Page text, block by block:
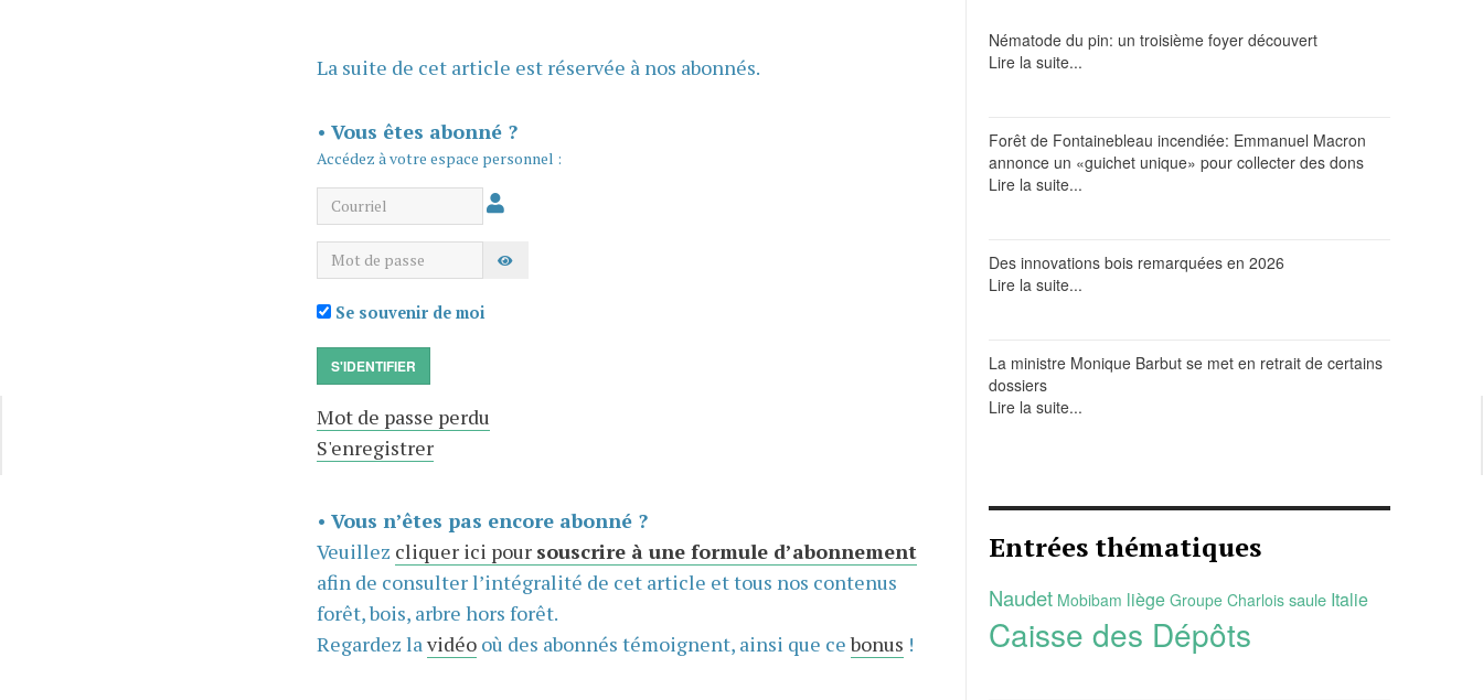
La suite de cet article est réservée à nos abonnés.
• Vous êtes abonné ?
Accédez à votre espace personnel :
Courriel
Mot de passe AFFICHER LE MOT DE PASSE
Se souvenir de moi
S'IDENTIFIER
Mot de passe perdu
S'enregistrer
• Vous n’êtes pas encore abonné ?
Veuillez cliquer ici pour souscrire à une formule d’abonnement
afin de consulter l’intégralité de cet article et tous nos contenus
forêt, bois, arbre hors forêt.
Regardez la vidéooù des abonnés témoignent, ainsi que cebonus !
Nématode du pin: un troisième foyer découvert
Lire la suite...
Forêt de Fontainebleau incendiée: Emmanuel Macron
annonce un «guichet unique» pour collecter des dons
Lire la suite...
Des innovations bois remarquées en 2026
Lire la suite...
La ministre Monique Barbut se met en retrait de certains
dossiers
Lire la suite...
Entrées thématiques
Naudet Mobibam liège Groupe Charlois saule Italie
Caisse des Dépôts